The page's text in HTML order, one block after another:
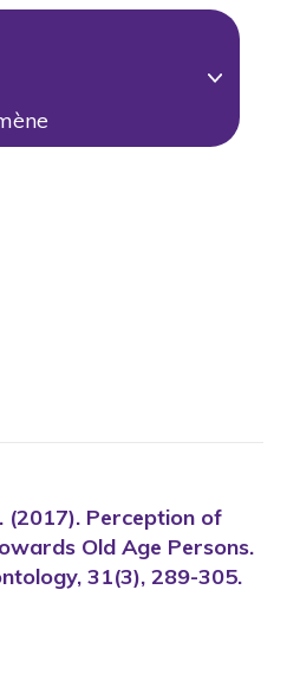
(2017). Perception of
Old Age Persons.
31(3), 289-305.